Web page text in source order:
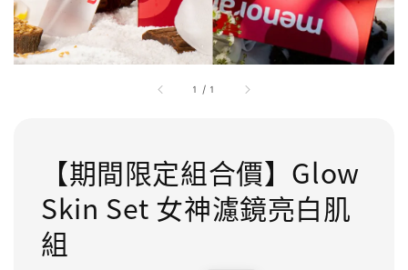
1 / 1
【期間限定組合價】Glow
Skin Set 女神濾鏡亮白肌
組